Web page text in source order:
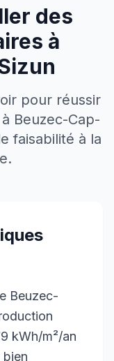
des
à
pour réussir
Beuzec-Cap-
faisabilité à la
Beuzec-
kWh/m²/an